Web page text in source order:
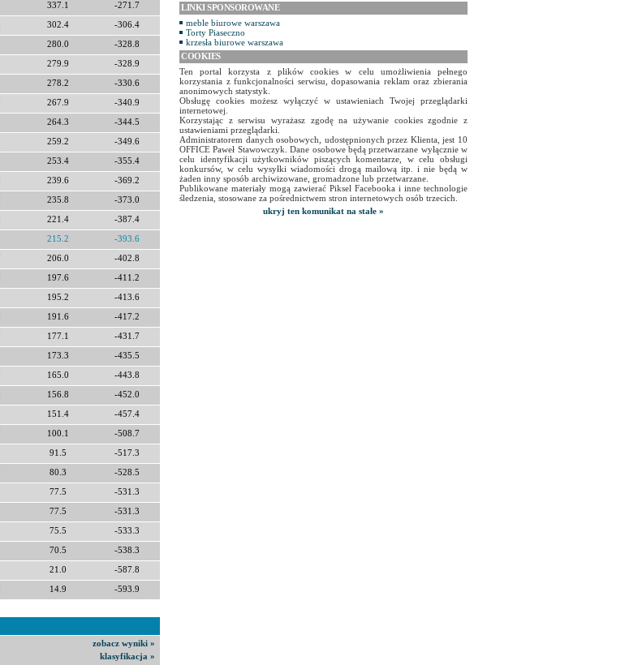
337.1 -271.7
302.4 -306.4
280.0 -328.8
279.9 -328.9
278.2 -330.6
267.9 -340.9
264.3 -344.5
259.2 -349.6
253.4 -355.4
239.6 -369.2
235.8 -373.0
221.4 -387.4
215.2 -393.6
206.0 -402.8
197.6 -411.2
195.2 -413.6
191.6 -417.2
177.1 -431.7
173.3 -435.5
165.0 -443.8
156.8 -452.0
151.4 -457.4
100.1 -508.7
91.5 -517.3
80.3 -528.5
77.5 -531.3
77.5 -531.3
75.5 -533.3
70.5 -538.3
21.0 -587.8
14.9 -593.9
zobacz wyniki »
klasyfikacja »
LINKI SPONSOROWANE
meble biurowe warszawa
Torty Piaseczno
krzesła biurowe warszawa
COOKIES
Ten portal korzysta z plików cookies w celu umożliwienia pełnego
korzystania z funkcjonalności serwisu, dopasowania reklam oraz zbierania
anonimowych statystyk.
Obsługę cookies możesz wyłączyć w ustawieniach Twojej przeglądarki
internetowej.
Korzystając z serwisu wyrażasz zgodę na używanie cookies zgodnie z
ustawieniami przeglądarki.
Administratorem danych osobowych, udostępnionych przez Klienta, jest 10
OFFICE Paweł Stawowczyk. Dane osobowe będą przetwarzane wyłącznie w
celu identyfikacji użytkowników piszących komentarze, w celu obsługi
konkursów, w celu wysyłki wiadomości drogą mailową itp. i nie będą w
żaden inny sposób archiwizowane, gromadzone lub przetwarzane.
Publikowane materiały mogą zawierać Piksel Facebooka i inne technologie
śledzenia, stosowane za pośrednictwem stron internetowych osób trzecich.
ukryj ten komunikat na stałe »